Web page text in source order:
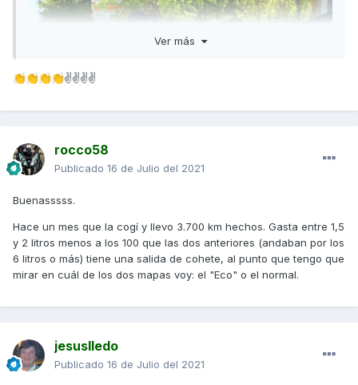
Ver más
👏👏👏👏✌✌✌✌
rocco58
Publicado 16 de Julio del 2021
Buenasssss.
Hace un mes que la cogí y llevo 3.700 km hechos. Gasta entre 1,5
y 2 litros menos a los 100 que las dos anteriores (andaban por los
6 litros o más) tiene una salida de cohete, al punto que tengo que
mirar en cuál de los dos mapas voy: el "Eco" o el normal.
jesuslledo
Publicado 16 de Julio del 2021